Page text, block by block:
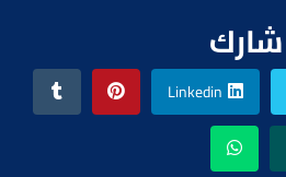
شارك
Linkedin